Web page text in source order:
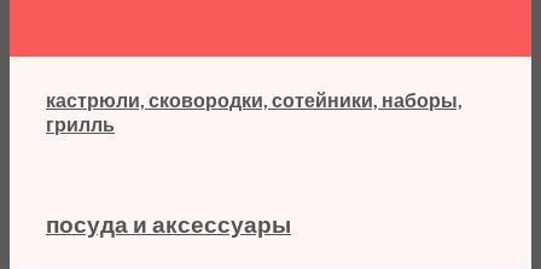
кастрюли, сковородки, сотейники, наборы,
грилль
посуда и аксессуары